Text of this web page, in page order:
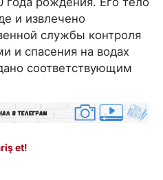
и извлечено
службы контроля
и спасения на водах
соответствующим
et!